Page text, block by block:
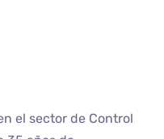
el sector de Control